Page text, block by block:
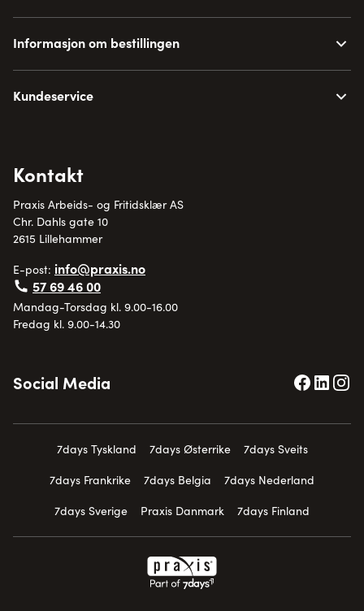
Informasjon om bestillingen
Kundeservice
Kontakt
Praxis Arbeids- og Fritidsklær AS
Chr. Dahls gate 10
2615 Lillehammer
E-post: info@praxis.no
57 69 46 00
Mandag-Torsdag kl. 9.00-16.00
Fredag kl. 9.00-14.30
Social Media
7days Tyskland 7days Østerrike
7days Sveits
7days Frankrike
7days Belgia
7days Nederland
7days Sverige
Praxis Danmark 7days Finland